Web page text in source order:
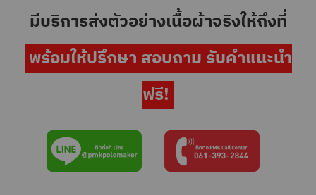
มีบริการส่งตัวอย่างเนื้อผ้าจริงให้ถึงที่
พร้อมให้ปรึกษา สอบถาม รับคำแนะนำ
ฟรี!